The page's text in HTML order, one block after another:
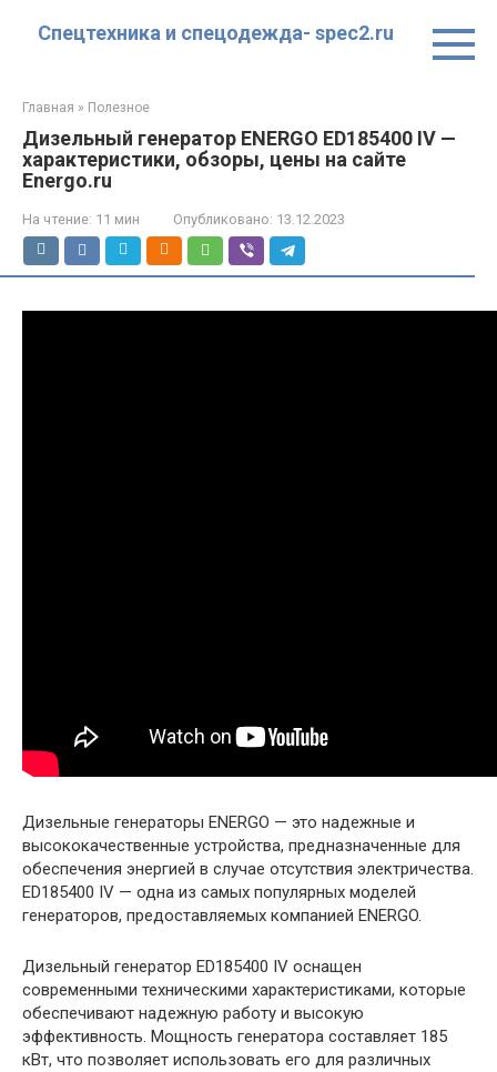
Спецтехника и спецодежда- spec2.ru
Главная » Полезное
Дизельный генератор ENERGO ED185400 IV —
характеристики, обзоры, цены на сайте
Energo.ru
На чтение: 11 мин Опубликовано: 13.12.2023
Дизельные генераторы ENERGO — это надежные и
высококачественные устройства, предназначенные для
обеспечения энергией в случае отсутствия электричества.
ED185400 IV — одна из самых популярных моделей
генераторов, предоставляемых компанией ENERGO.
Дизельный генератор ED185400 IV оснащен
современными техническими характеристиками, которые
обеспечивают надежную работу и высокую
эффективность. Мощность генератора составляет 185
кВт, что позволяет использовать его для различных